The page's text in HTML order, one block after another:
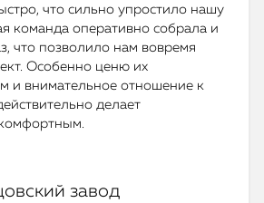
что сильно упростило нашу
команда оперативно собрала и
что позволило нам вовремя
Особенно ценю их
и внимательное отношение к
делает
завод